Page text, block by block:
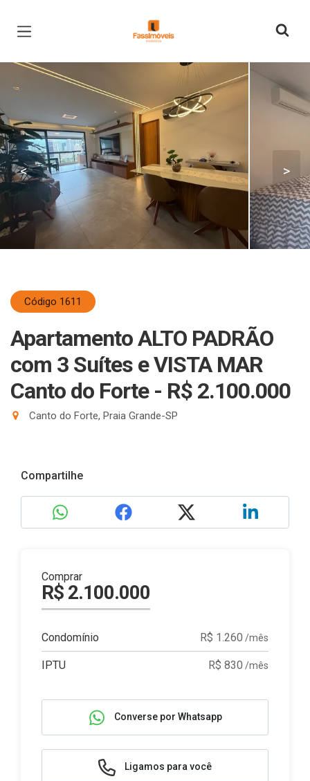
Página inicial
< >
Código 1611
Apartamento ALTO PADRÃO
com 3 Suítes e VISTA MAR
Canto do Forte - R$ 2.100.000
Canto do Forte, Praia Grande-SP
Compartilhe
Comprar
R$ 2.100.000
Condomínio R$ 1.260 /mês
IPTU R$ 830 /mês
Converse por Whatsapp
Ligamos para você